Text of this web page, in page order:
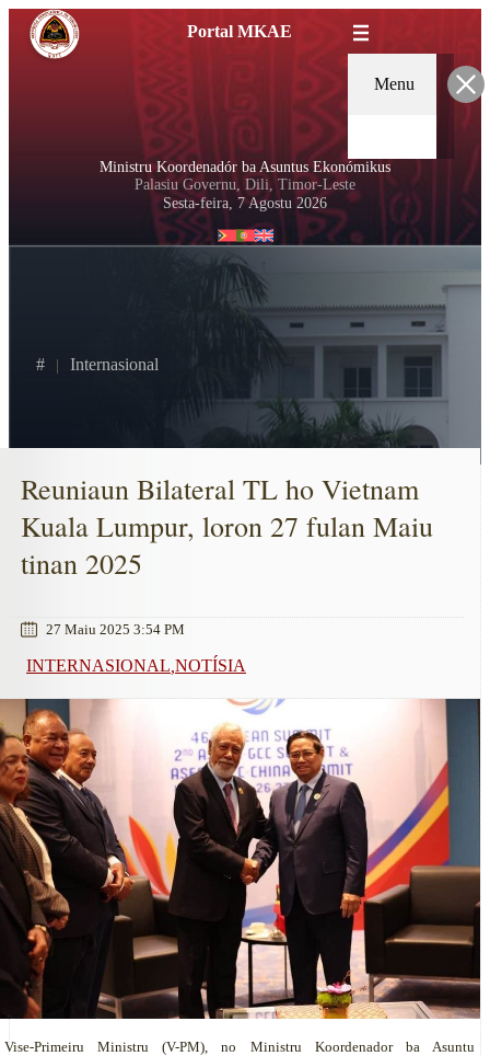
Portal MKAE
Menu
Ministru Koordenadór ba Asuntus Ekonómikus
Palasiu Governu, Dili, Timor-Leste
Sesta-feira, 7 Agostu 2026
# Internasional
Reuniaun Bilateral TL ho Vietnam
Kuala Lumpur, loron 27 fulan Maiu
tinan 2025
27 Maiu 2025 3:54 PM
INTERNASIONAL,NOTÍSIA
Vise-Primeiru Ministru (V-PM), no Ministru Koordenador ba Asuntu